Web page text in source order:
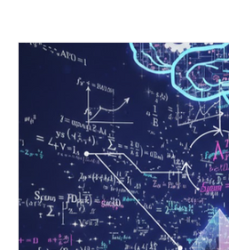
World Economic Forum
World economic forum
Pilnie Aktualności